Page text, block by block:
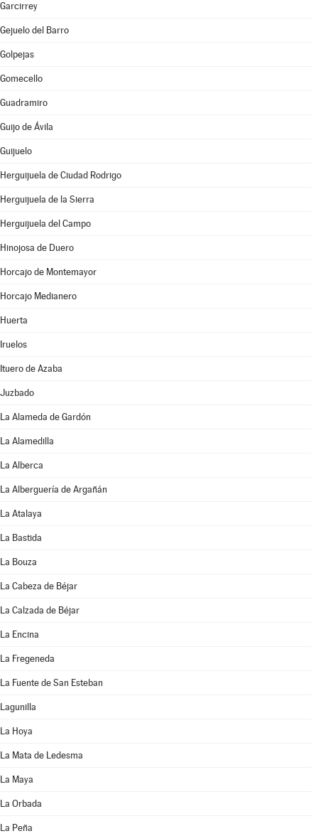
Garcirrey
Gejuelo del Barro
Golpejas
Gomecello
Guadramiro
Guijo de Ávila
Guijuelo
Herguijuela de Ciudad Rodrigo
Herguijuela de la Sierra
Herguijuela del Campo
Hinojosa de Duero
Horcajo de Montemayor
Horcajo Medianero
Huerta
Iruelos
Ituero de Azaba
Juzbado
La Alameda de Gardón
La Alamedilla
La Alberca
La Alberguería de Argañán
La Atalaya
La Bastida
La Bouza
La Cabeza de Béjar
La Calzada de Béjar
La Encina
La Fregeneda
La Fuente de San Esteban
Lagunilla
La Hoya
La Mata de Ledesma
La Maya
La Orbada
La Peña